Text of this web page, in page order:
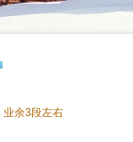
业余3段左右